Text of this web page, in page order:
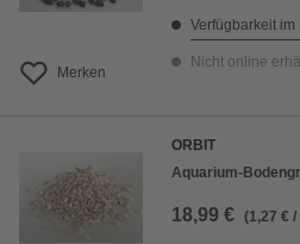
Merken
Verfügbarkeit im
Nicht online
ORBIT
Aquarium-
18,99 € (1,27 €